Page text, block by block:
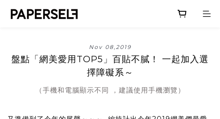
Nov 08,2019
盤點「網美愛用TOP5」百貼不膩！ 一起加入選
擇障礙系～
（手機和電腦顯示不同 ，建議使用手機瀏覽）